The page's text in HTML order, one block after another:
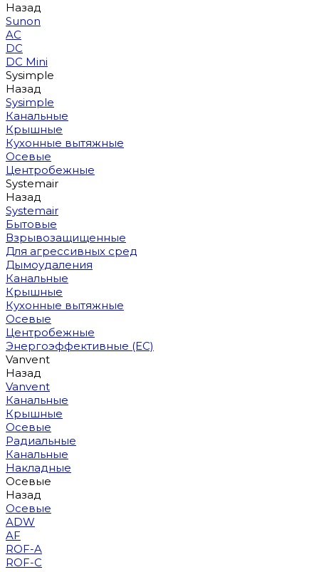
Назад
Sunon
AC
DC
DC Mini
Sysimple
Назад
Sysimple
Канальные
Крышные
Кухонные вытяжные
Осевые
Центробежные
Systemair
Назад
Systemair
Бытовые
Взрывозащищенные
Для агрессивных сред
Дымоудаления
Канальные
Крышные
Кухонные вытяжные
Осевые
Центробежные
Энергоэффективные (EC)
Vanvent
Назад
Vanvent
Канальные
Крышные
Осевые
Радиальные
Канальные
Накладные
Осевые
Назад
Осевые
ADW
AF
ROF-A
ROF-C